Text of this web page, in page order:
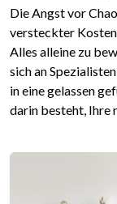
Die Angst vor
versteckter
Alles alleine zu
sich an
in eine gelassen
darin besteht, Ihre